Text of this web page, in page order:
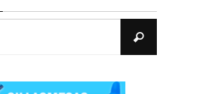
Buscar